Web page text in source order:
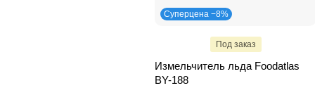
Суперцена −8%
Под заказ
Измельчитель льда Foodatlas
BY-188